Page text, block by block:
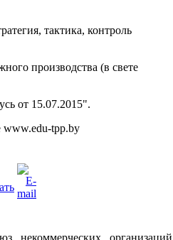
тактика, контроль
производства (в свете
от 15.07.2015".
www.edu-tpp.by
организаций